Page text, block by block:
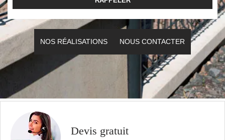
NOS RÉALISATIONS NOUS CONTACTER
Devis gratuit